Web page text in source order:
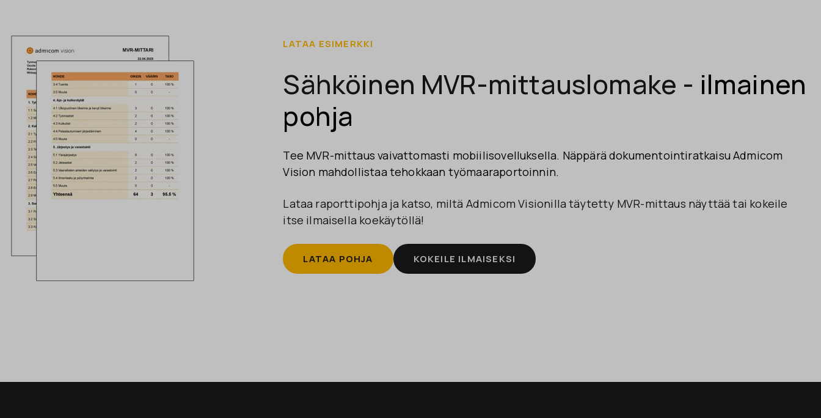
LATAA ESIMERKKI
Sähköinen MVR-mittauslomake - ilmainen
pohja
Tee MVR-mittaus vaivattomasti mobiilisovelluksella. Näppärä dokumentointiratkaisu Admicom
Vision mahdollistaa tehokkaan työmaaraportoinnin.
Lataa raporttipohja ja katso, miltä Admicom Visionilla täytetty MVR-mittaus näyttää tai kokeile
itse ilmaisella koekäytöllä!
LATAA POHJA KOKEILE ILMAISEKSI